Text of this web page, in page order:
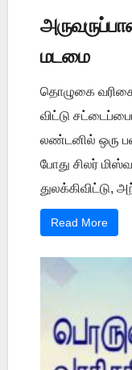
மடமை
தொழுகை
விட்டு
லண்டனில் ஒரு
போது சிலர்
துலக்கிவிட்டு,
Read More